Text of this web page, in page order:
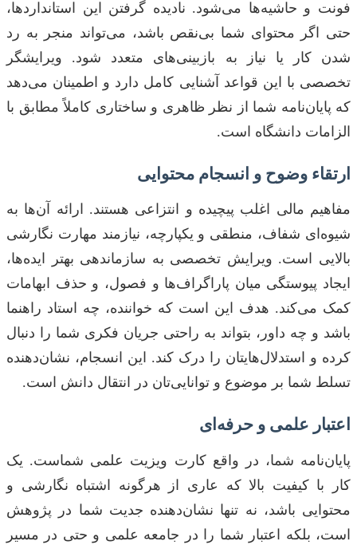
فونت و حاشیه‌ها می‌شود. نادیده گرفتن این استانداردها،
حتی اگر محتوای شما بی‌نقص باشد، می‌تواند منجر به رد
شدن کار یا نیاز به بازبینی‌های متعدد شود. ویرایشگر
تخصصی با این قواعد آشنایی کامل دارد و اطمینان می‌دهد
که پایان‌نامه شما از نظر ظاهری و ساختاری کاملاً مطابق با
الزامات دانشگاه است.
ارتقاء وضوح و انسجام محتوایی
مفاهیم مالی اغلب پیچیده و انتزاعی هستند. ارائه آن‌ها به
شیوه‌ای شفاف، منطقی و یکپارچه، نیازمند مهارت نگارشی
بالایی است. ویرایش تخصصی به سازماندهی بهتر ایده‌ها،
ایجاد پیوستگی میان پاراگراف‌ها و فصول، و حذف ابهامات
کمک می‌کند. هدف این است که خواننده، چه استاد راهنما
باشد و چه داور، بتواند به راحتی جریان فکری شما را دنبال
کرده و استدلال‌هایتان را درک کند. این انسجام، نشان‌دهنده
تسلط شما بر موضوع و توانایی‌تان در انتقال دانش است.
اعتبار علمی و حرفه‌ای
پایان‌نامه شما، در واقع کارت ویزیت علمی شماست. یک
کار با کیفیت بالا که عاری از هرگونه اشتباه نگارشی و
محتوایی باشد، نه تنها نشان‌دهنده جدیت شما در پژوهش
است، بلکه اعتبار شما را در جامعه علمی و حتی در مسیر